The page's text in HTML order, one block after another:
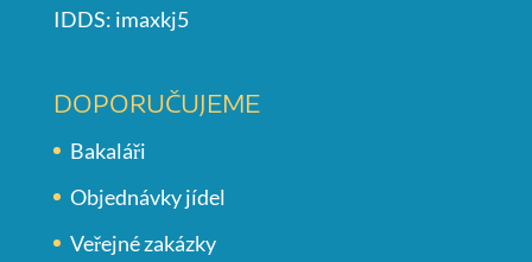
IDDS: imaxkj5
DOPORUČUJEME
Bakaláři
Objednávky jídel
Veřejné zakázky